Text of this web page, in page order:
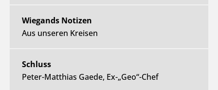
Wiegands Notizen
Aus unseren Kreisen
Schluss
Peter-Matthias Gaede, Ex-„Geo“-Chef